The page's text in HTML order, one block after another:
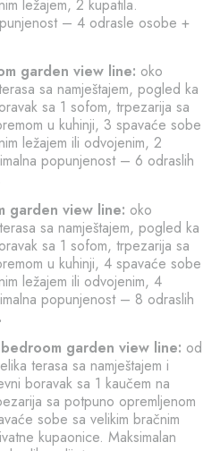
ležajem, 2 kupatila.
– 4 odrasle osobe +
garden view line: oko
sa namještajem, pogled ka
sa 1 sofom, trpezarija sa
u kuhinji, 3 spavaće sobe
ležajem ili odvojenim, 2
popunjenost – 6 odraslih
garden view line: oko
sa namještajem, pogled ka
sa 1 sofom, trpezarija sa
u kuhinji, 4 spavaće sobe
ležajem ili odvojenim, 4
popunjenost – 8 odraslih
.
garden view line: od
terasa sa namještajem i
boravak sa 1 kaučem na
sa potpuno opremljenom
sobe sa velikim bračnim
kupaonice. Maksimalan